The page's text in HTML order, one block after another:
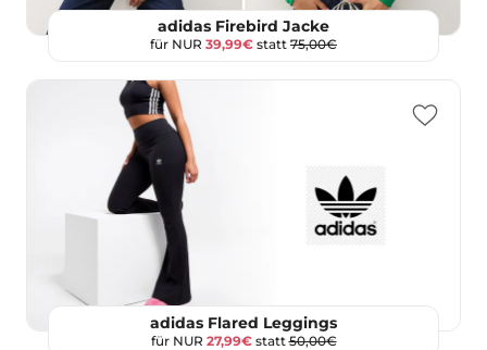
adidas Firebird Jacke
für NUR 39,99€ statt 75,00€
adidas Flared Leggings
für NUR 27,99€statt50,00€